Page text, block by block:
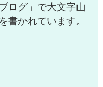
ログ」で大文字山
書かれています。